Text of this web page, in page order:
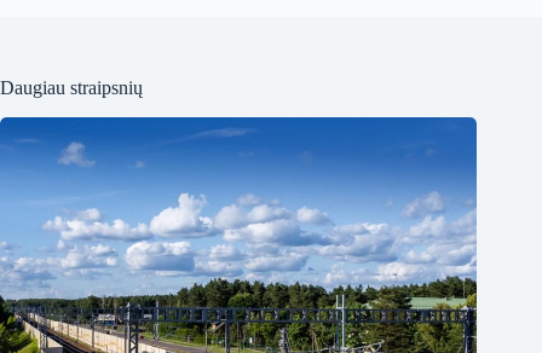
Daugiau straipsnių